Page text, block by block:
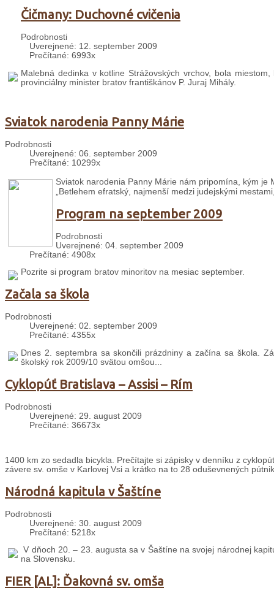
Čičmany: Duchovné cvičenia
Podrobnosti
Uverejnené: 12. september 2009
Prečítané: 6993x
Malebná dedinka v kotline Strážovských vrchov, bola
provinciálny minister bratov františkánov P. Juraj Mihály.
Sviatok narodenia Panny Márie
Podrobnosti
Uverejnené: 06. september 2009
Prečítané: 10299x
Sviatok narodenia Panny Márie nám pripomína, kým
„Betlehem efratský, najmenší medzi judejskými
Program na september 2009
Podrobnosti
Uverejnené: 04. september 2009
Prečítané: 4908x
Pozrite si program bratov minoritov na mesiac september.
Začala sa škola
Podrobnosti
Uverejnené: 02. september 2009
Prečítané: 4355x
Dnes 2. septembra sa skončili prázdniny a začína sa škola.
školský rok 2009/10 svätou omšou...
Cyklopúť Bratislava – Assisi – Rím
Podrobnosti
Uverejnené: 29. august 2009
Prečítané: 36673x
1400 km zo sedadla bicykla. Prečítajte si zápisky v denníku z
závere sv. omše v Karlovej Vsi a krátko na to 28 oduševnených
Národná kapitula v Šaštíne
Podrobnosti
Uverejnené: 30. august 2009
Prečítané: 5218x
V dňoch 20. – 23. augusta sa v Šaštíne na svojej národnej
na Slovensku.
FIER [AL]: Ďakovná sv. omša